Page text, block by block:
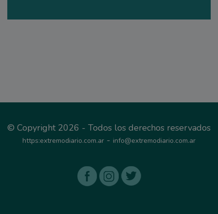
© Copyright 2026 - Todos los derechos reservados
https:extremodiario.com.ar - info@extremodiario.com.ar